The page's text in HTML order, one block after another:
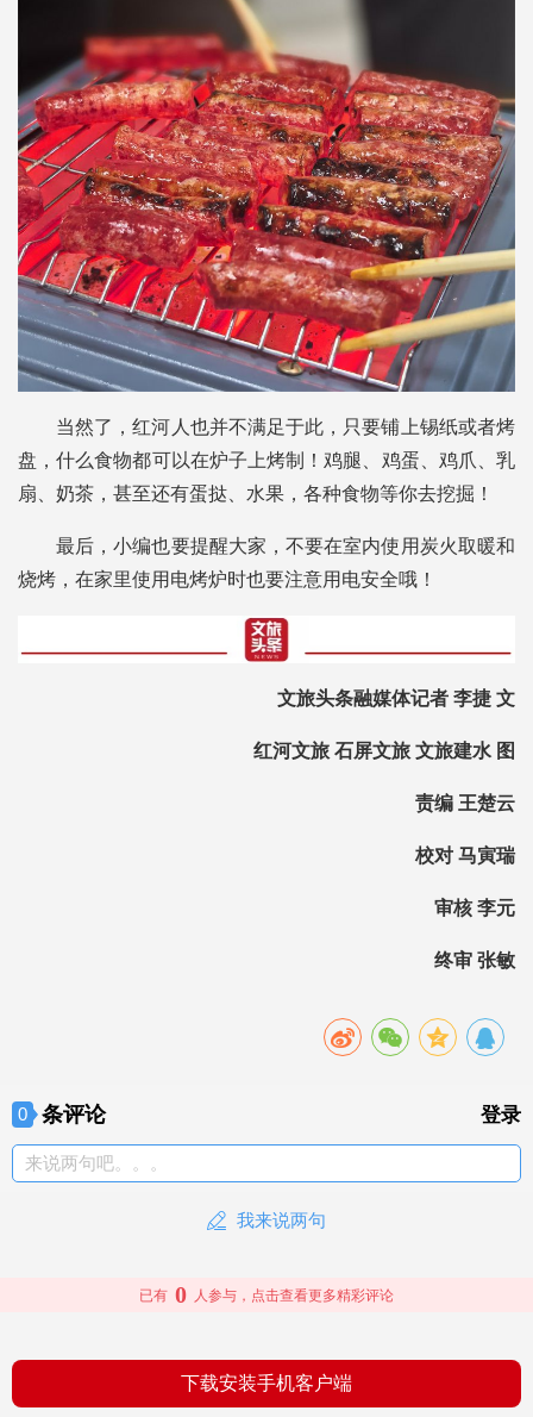
当然了，红河人也并不满足于此，只要铺上锡纸或者烤
盘，什么食物都可以在炉子上烤制！鸡腿、鸡蛋、鸡爪、乳
扇、奶茶，甚至还有蛋挞、水果，各种食物等你去挖掘！
最后，小编也要提醒大家，不要在室内使用炭火取暖和
烧烤，在家里使用电烤炉时也要注意用电安全哦！
文旅头条融媒体记者 李捷 文
红河文旅 石屏文旅 文旅建水 图
责编 王楚云
校对 马寅瑞
审核 李元
终审 张敏
0 条评论 登录
来说两句吧。。。
我来说两句
已有 0 人参与，点击查看更多精彩评论
下载安装手机客户端